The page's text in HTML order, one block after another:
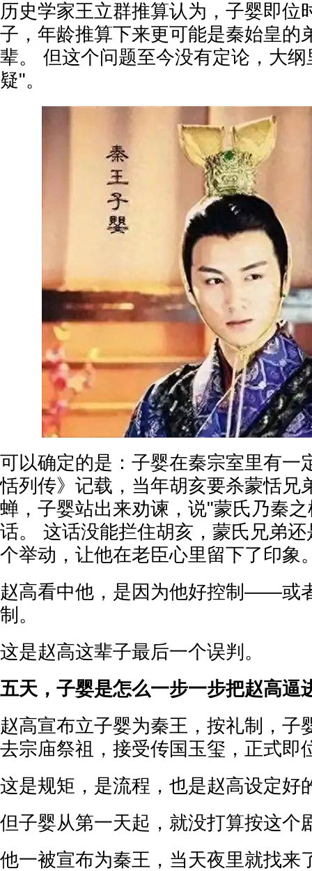
历史学家王立群推算认为，子婴即位
子，年龄推算下来更可能是秦始皇的
辈。 但这个问题至今没有定论，大
疑"。
可以确定的是：子婴在秦宗室里有一
恬列传》记载，当年胡亥要杀蒙恬兄
蝉，子婴站出来劝谏，说"蒙氏乃秦
话。 这话没能拦住胡亥，蒙氏兄弟
个举动，让他在老臣心里留下了印象
赵高看中他，是因为他好控制——或
制。
这是赵高这辈子最后一个误判。
五天，子婴是怎么一步一步把赵高逼
赵高宣布立子婴为秦王，按礼制，子
去宗庙祭祖，接受传国玉玺，正式即
这是规矩，是流程，也是赵高设定好
但子婴从第一天起，就没打算按这个
他一被宣布为秦王，当天夜里就找来